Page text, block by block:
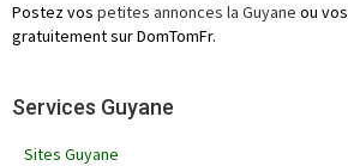
Postez vos petites annonces la Guyane ou vos
gratuitement sur DomTomFr.
Services Guyane
Sites Guyane